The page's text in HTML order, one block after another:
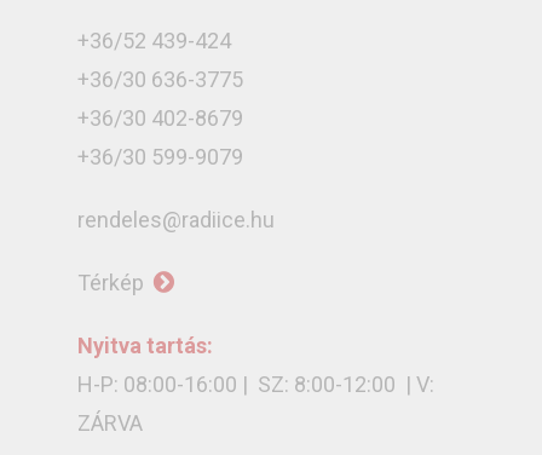
+36/52 439-424
+36/30 636-3775
+36/30 402-8679
+36/30 599-9079
rendeles@radiice.hu
Térkép
Nyitva tartás:
H-P: 08:00-16:00 | SZ: 8:00-12:00 | V:
ZÁRVA